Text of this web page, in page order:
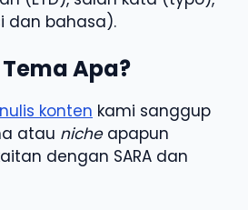
dan bahasa).
Apa?
konten kami sanggup
atau nicheapapun
dengan SARA dan